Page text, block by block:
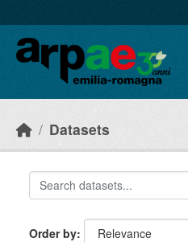
Datasets
Order by